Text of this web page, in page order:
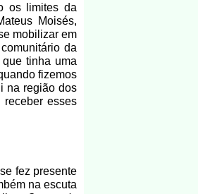
os limites da
Moisés,
mobilizar em
da
tinha uma
fizemos
na região dos
esses
fez presente
na escuta